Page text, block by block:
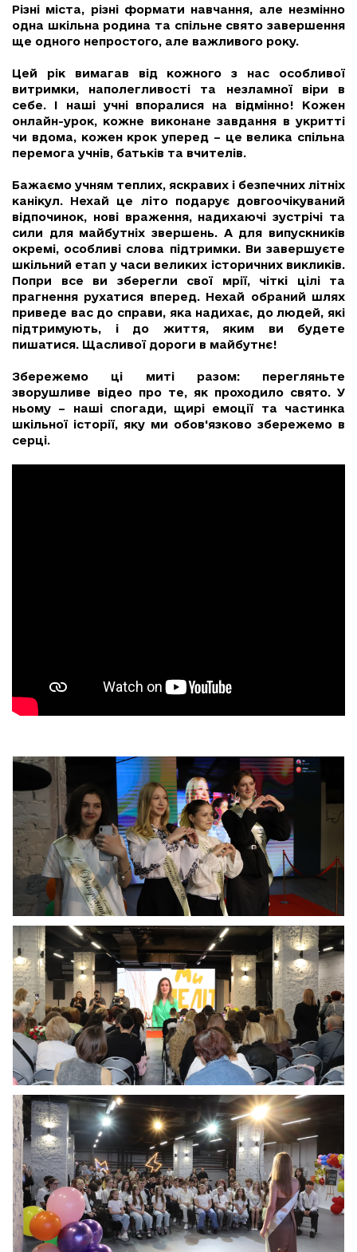
Різні міста, різні формати навчання, але незмінно
одна шкільна родина та спільне свято завершення
ще одного непростого, але важливого року.
Цей рік вимагав від кожного з нас особливої
витримки, наполегливості та незламної віри в
себе. І наші учні впоралися на відмінно! Кожен
онлайн-урок, кожне виконане завдання в укритті
чи вдома, кожен крок уперед – це велика спільна
перемога учнів, батьків та вчителів.
Бажаємо учням теплих, яскравих і безпечних літніх
канікул. Нехай це літо подарує довгоочікуваний
відпочинок, нові враження, надихаючі зустрічі та
сили для майбутніх звершень. А для випускників
окремі, особливі слова підтримки. Ви завершуєте
шкільний етап у часи великих історичних викликів.
Попри все ви зберегли свої мрії, чіткі цілі та
прагнення рухатися вперед. Нехай обраний шлях
приведе вас до справи, яка надихає, до людей, які
підтримують, і до життя, яким ви будете
пишатися. Щасливої дороги в майбутнє!
Збережемо ці миті разом: перегляньте
зворушливе відео про те, як проходило свято. У
ньому – наші спогади, щирі емоції та частинка
шкільної історії, яку ми обов'язково збережемо в
серці.